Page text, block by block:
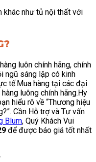
khác như tủ nội thất với
luôn chính hãng, chính
ngũ sáng lập có kinh
tế.Mua hàng tại các đại
luông chính hãng.Hy
hiểu rõ về “Thương hiệu
Cần Hỗ trợ và Tư vấn
Blum, Quý Khách Vui
để được báo giá tốt nhất